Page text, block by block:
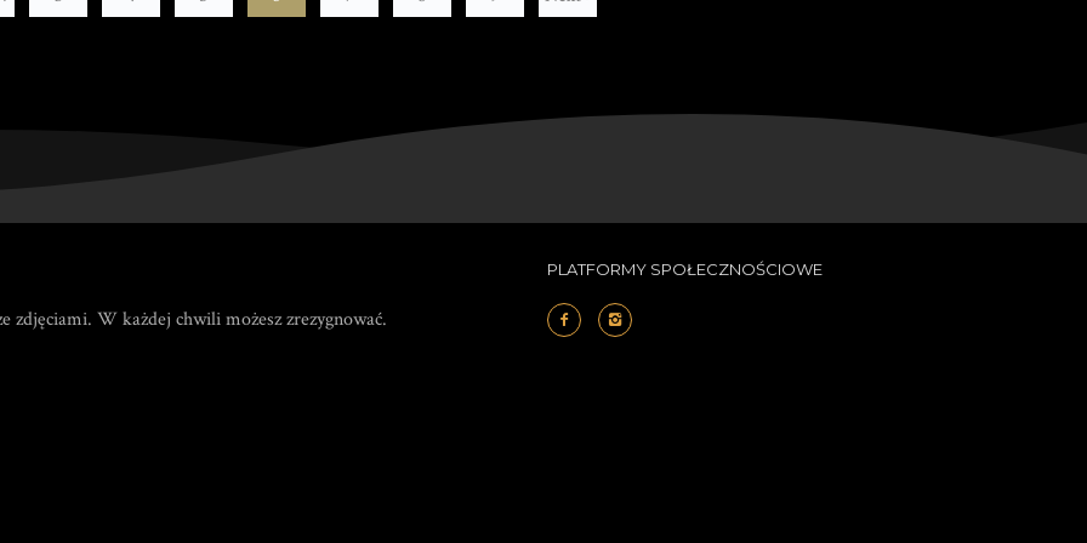
zdjęciami. W każdej chwili możesz zrezygnować.
PLATFORMY SPOŁECZNOŚCIOWE